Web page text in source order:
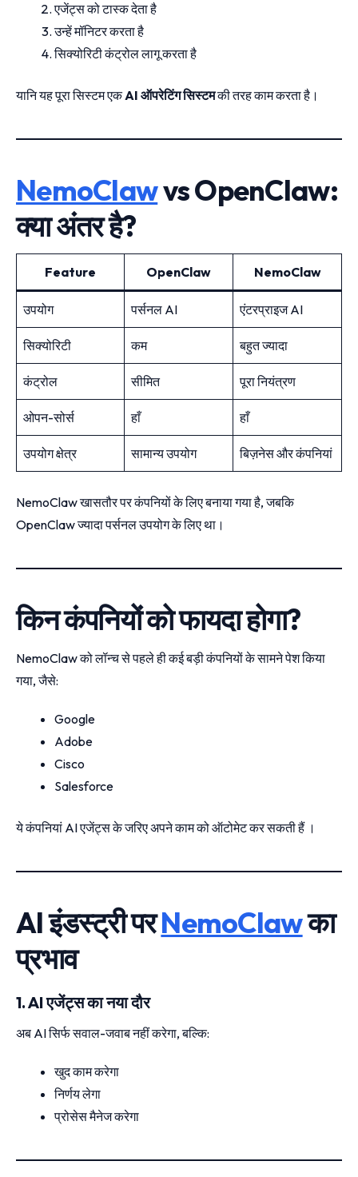
एजेंट्स को टास्क देता है
उन्हें मॉनिटर करता है
सिक्योरिटी कंट्रोल लागू करता है
यानि यह पूरा सिस्टम एकAI ऑपरेटिंग सिस्टमकी तरह काम करता है।
NemoClawvs OpenClaw:
क्या अंतर है?
Feature OpenClaw NemoClaw
उपयोग पर्सनल AI एंटरप्राइज AI
सिक्योरिटी कम बहुत ज्यादा
कंट्रोल सीमित पूरा नियंत्रण
ओपन-सोर्स हाँ हाँ
उपयोग क्षेत्र सामान्य उपयोग बिज़नेस और कंपनियां
NemoClaw खासतौर पर कंपनियों के लिए बनाया गया है, जबकि
OpenClaw ज्यादा पर्सनल उपयोग के लिए था।
किन कंपनियों को फायदा होगा?
NemoClaw को लॉन्च से पहले ही कई बड़ी कंपनियों के सामने पेश किया
गया, जैसे:
Google
Adobe
Cisco
Salesforce
ये कंपनियां AI एजेंट्स के जरिए अपने काम को ऑटोमेट कर सकती हैं ।
AI इंडस्ट्री परNemoClawका
प्रभाव
1. AI एजेंट्स का नया दौर
अब AI सिर्फ सवाल-जवाब नहीं करेगा, बल्कि:
खुद काम करेगा
निर्णय लेगा
प्रोसेस मैनेज करेगा